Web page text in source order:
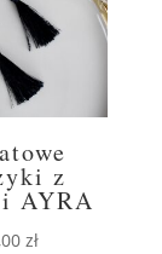
z
AYRA
zł